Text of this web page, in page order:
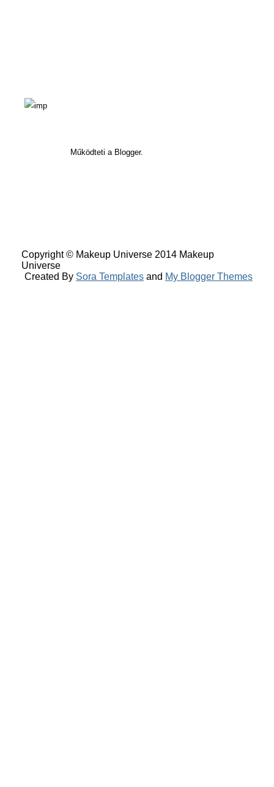
Működteti a Blogger.
Copyright © Makeup Universe 2014 Makeup
Universe
Created By Sora Templates and My Blogger Themes